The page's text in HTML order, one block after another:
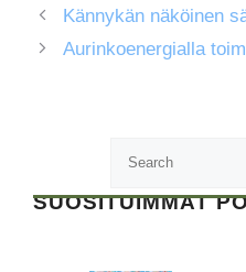
Kännykän näköinen
Aurinkoenergialla
SUOSITUIMMAT